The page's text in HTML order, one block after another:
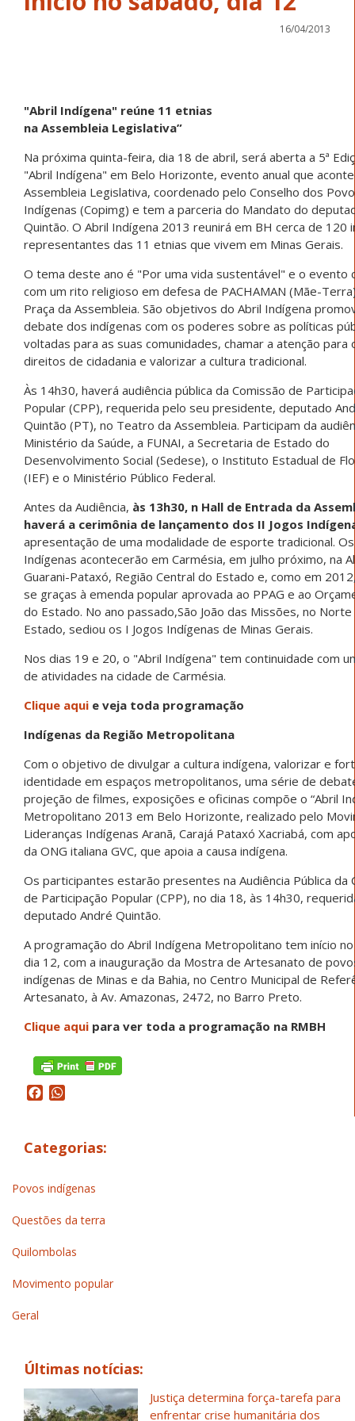
16/04/2013
"Abril Indígena" reúne 11 etnias
na Assembleia Legislativa”
Na próxima quinta-feira, dia 18 de abril, será aberta a 5ª
"Abril Indígena" em Belo Horizonte, evento anual que
Assembleia Legislativa, coordenado pelo Conselho dos
Indígenas (Copimg) e tem a parceria do Mandato do
Quintão. O Abril Indígena 2013 reunirá em BH cerca de 120
representantes das 11 etnias que vivem em Minas Gerais.
O tema deste ano é "Por uma vida sustentável" e o evento
com um rito religioso em defesa de PACHAMAN (Mãe-
Praça da Assembleia. São objetivos do Abril Indígena
debate dos indígenas com os poderes sobre as políticas
voltadas para as suas comunidades, chamar a atenção para
direitos de cidadania e valorizar a cultura tradicional.
Às 14h30, haverá audiência pública da Comissão de
Popular (CPP), requerida pelo seu presidente, deputado
Quintão (PT), no Teatro da Assembleia. Participam da
Ministério da Saúde, a FUNAI, a Secretaria de Estado do
Desenvolvimento Social (Sedese), o Instituto Estadual de
(IEF) e o Ministério Público Federal.
Antes da Audiência, às 13h30, n Hall de Entrada da
haverá a cerimônia de lançamento dos II Jogos
apresentação de uma modalidade de esporte tradicional.
Indígenas acontecerão em Carmésia, em julho próximo, na
Guarani-Pataxó, Região Central do Estado e, como em
se graças à emenda popular aprovada ao PPAG e ao
do Estado. No ano passado,São João das Missões, no
Estado, sediou os I Jogos Indígenas de Minas Gerais.
Nos dias 19 e 20, o "Abril Indígena" tem continuidade com
de atividades na cidade de Carmésia.
Clique aqui e veja toda programação
Indígenas da Região Metropolitana
Com o objetivo de divulgar a cultura indígena, valorizar e
identidade em espaços metropolitanos, uma série de
projeção de filmes, exposições e oficinas compõe o “Abril
Metropolitano 2013 em Belo Horizonte, realizado pelo
Lideranças Indígenas Aranã, Carajá Pataxó Xacriabá, com
da ONG italiana GVC, que apoia a causa indígena.
Os participantes estarão presentes na Audiência Pública da
de Participação Popular (CPP), no dia 18, às 14h30,
deputado André Quintão.
A programação do Abril Indígena Metropolitano tem início
dia 12, com a inauguração da Mostra de Artesanato de
indígenas de Minas e da Bahia, no Centro Municipal de
Artesanato, à Av. Amazonas, 2472, no Barro Preto.
Clique aqui para ver toda a programação na RMBH
Facebook
Categorias:
Povos indígenas
Questões da terra
Quilombolas
Movimento popular
Geral
Últimas notícias:
Justiça determina força-tarefa para
enfrentar crise humanitária dos